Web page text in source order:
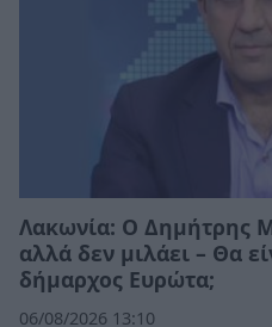
Λακωνία: Ο Δημήτρης
αλλά δεν μιλάει – Θα
δήμαρχος Ευρώτα;
06/08/2026 13:10